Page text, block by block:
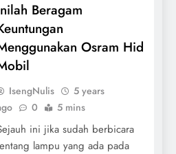
Beragam
Osram Hid
IsengNulis
5 years
0 5 mins
ini jika sudah berbicara
lampu yang ada pada